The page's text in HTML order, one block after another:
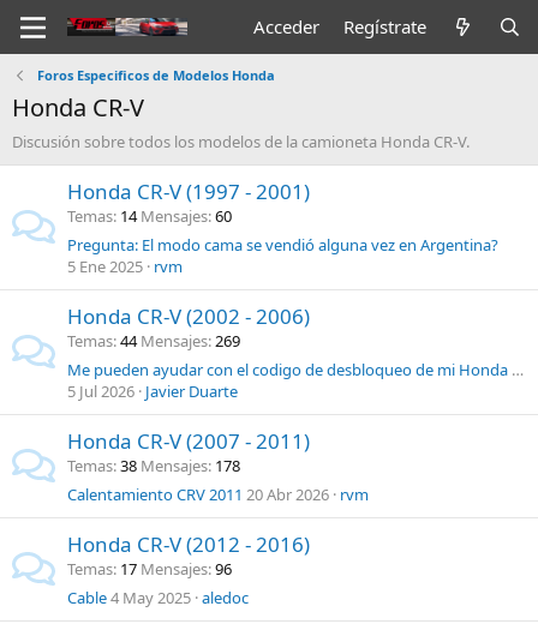
Acceder Regístrate
Foros Especificos de Modelos Honda
Honda CR-V
Discusión sobre todos los modelos de la camioneta Honda CR-V.
Honda CR-V (1997 - 2001)
Temas 14 Mensajes 60
Pregunta: El modo cama se vendió alguna vez en Argentina?
5 Ene 2025 rvm
Honda CR-V (2002 - 2006)
Temas 44 Mensajes 269
Me pueden ayudar con el codigo de desbloqueo de mi Honda CRV
5 Jul 2026 Javier Duarte
Honda CR-V (2007 - 2011)
Temas 38 Mensajes 178
Calentamiento CRV 2011 20 Abr 2026 rvm
Honda CR-V (2012 - 2016)
Temas 17 Mensajes 96
Cable4 May 2025 aledoc